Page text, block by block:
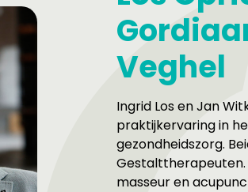
Veghel
Ingrid Los en Jan
praktijkervaring in
gezondheidszorg.
Gestalttherapeuten.
masseur en